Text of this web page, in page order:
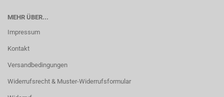
MEHR ÜBER...
Impressum
Kontakt
Versandbedingungen
Widerrufsrecht & Muster-Widerrufsformular